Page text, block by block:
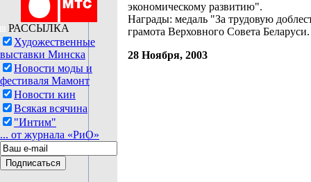
РАССЫЛКА
Художественные
выставки Минска
Новости моды и
фестиваля Мамонт
Новости кин
Всякая всячина
"Интим"
... от журнала «РиО»
экономическому развитию".
Награды: медаль "За трудовую
грамота Верховного Совета Беларуси.
28 Ноября, 2003